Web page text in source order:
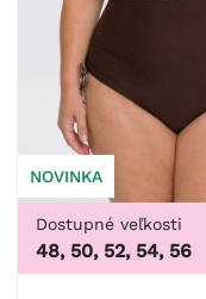
NOVINKA
Dostupné veľkosti
48, 50, 52, 54, 56